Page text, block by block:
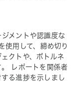
メントや認識度な
使用して、締め切り
クトや、ボトルネ
レポートを関係者
る進捗を示しまし